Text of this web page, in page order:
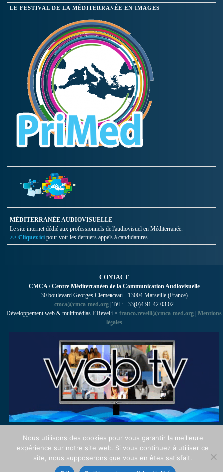
LE FESTIVAL DE LA MÉDITERRANÉE EN IMAGES
MÉDITERRANÉE AUDIOVISUELLE
Le site internet dédié aux professionnels de l'audiovisuel en Méditerranée.
>> Cliquez ici pour voir les derniers appels à candidatures
CONTACT
CMCA / Centre Méditerranéen de la Communication Audiovisuelle
30 boulevard Georges Clemenceau - 13004 Marseille (France)
cmca@cmca-med.org | Tél : +33(0)4 91 42 03 02
Développement web & multimédias F.Revelli > franco.revelli@cmca-med.org Mentions
légales
Nous utilisons des cookies pour vous garantir la meilleure
expérience sur notre site web. Si vous continuez à utiliser ce
site, nous supposerons que vous en êtes satisfait.